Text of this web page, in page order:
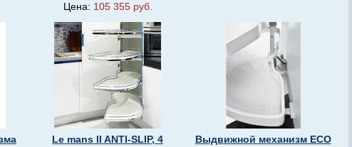
Цена: 105 355 руб.
Le mans II ANTI-SLIP, 4
Выдвижной механизм ECO